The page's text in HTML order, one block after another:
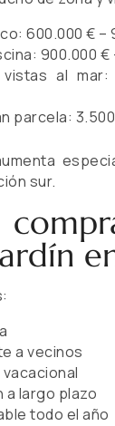
600.000 € –
900.000 €
al mar:
parcela:
sur.
a vecinos
largo plazo
todo el año